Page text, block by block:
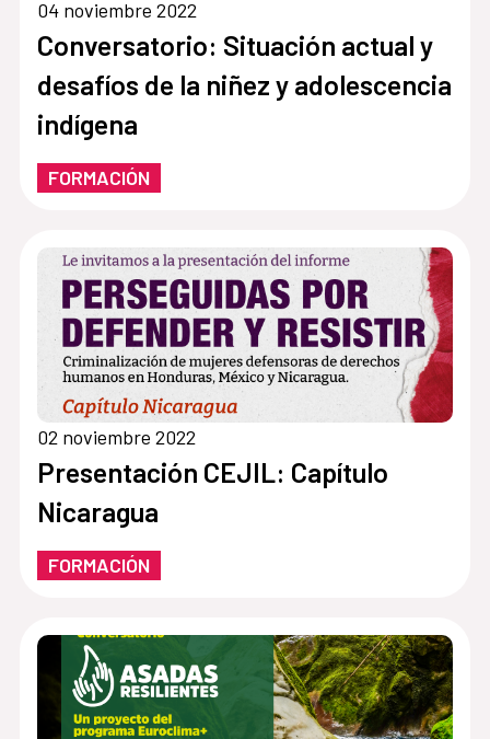
04 noviembre 2022
Conversatorio: Situación actual y
desafíos de la niñez y adolescencia
indígena
FORMACIÓN
02 noviembre 2022
Presentación CEJIL: Capítulo
Nicaragua
FORMACIÓN